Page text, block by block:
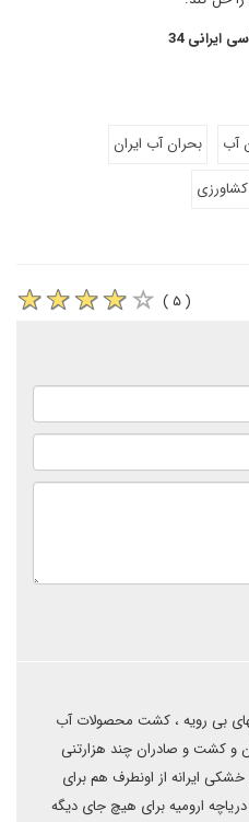
ایرانی 34
آب
بحران آب ایران
( ۵ )
بی رویه ، کشت محصولات آب
و کشت و صادران چند هزارتنی
خشکی ایرانه از اونطرف هم برای
ارومیه برای هیچ جای دیگه